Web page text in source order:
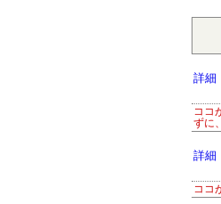
詳細
ココ
ずに
詳細
ココ